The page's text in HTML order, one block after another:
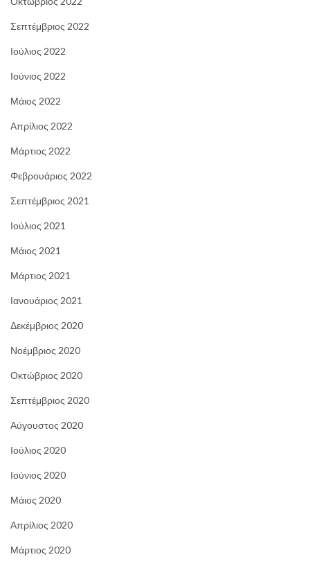
Σεπτέμβριος 2022
Ιούλιος 2022
Ιούνιος 2022
Μάιος 2022
Απρίλιος 2022
Μάρτιος 2022
Φεβρουάριος 2022
Σεπτέμβριος 2021
Ιούλιος 2021
Μάιος 2021
Μάρτιος 2021
Ιανουάριος 2021
Δεκέμβριος 2020
Νοέμβριος 2020
Οκτώβριος 2020
Σεπτέμβριος 2020
Αύγουστος 2020
Ιούλιος 2020
Ιούνιος 2020
Μάιος 2020
Απρίλιος 2020
Μάρτιος 2020